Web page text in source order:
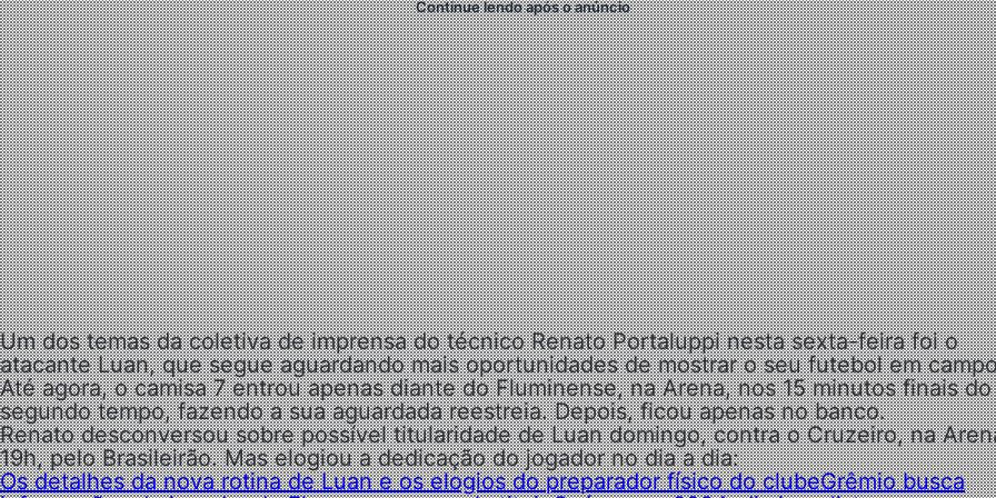
Continue lendo após o anúncio
Um dos temas da coletiva de imprensa do técnico Renato Portaluppi nesta sexta-feira foi o
atacante Luan, que segue aguardando mais oportunidades de mostrar o seu futebol em
Até agora, o camisa 7 entrou apenas diante do Fluminense, na Arena, nos 15 minutos finais do
segundo tempo, fazendo a sua aguardada reestreia. Depois, ficou apenas no banco.
Renato desconversou sobre possível titularidade de Luan domingo, contra o Cruzeiro, na
19h, pelo Brasileirão. Mas elogiou a dedicação do jogador no dia a dia:
Os detalhes da nova rotina de Luan e os elogios do preparador físico do clubeGrêmio busca